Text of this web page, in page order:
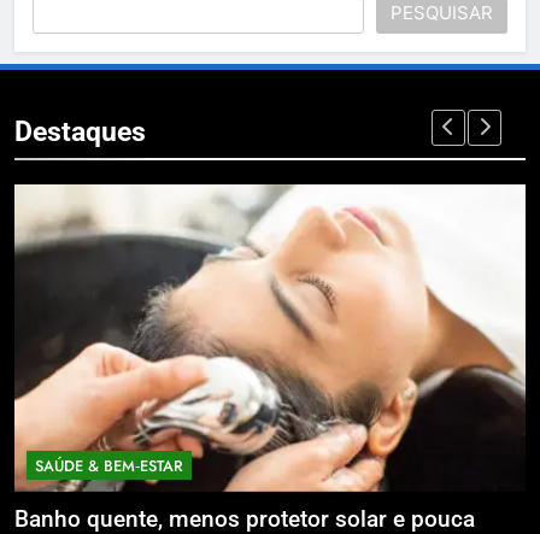
PESQUISAR
Destaques
& BEM‑ESTAR
quente, menos protetor solar e pouca